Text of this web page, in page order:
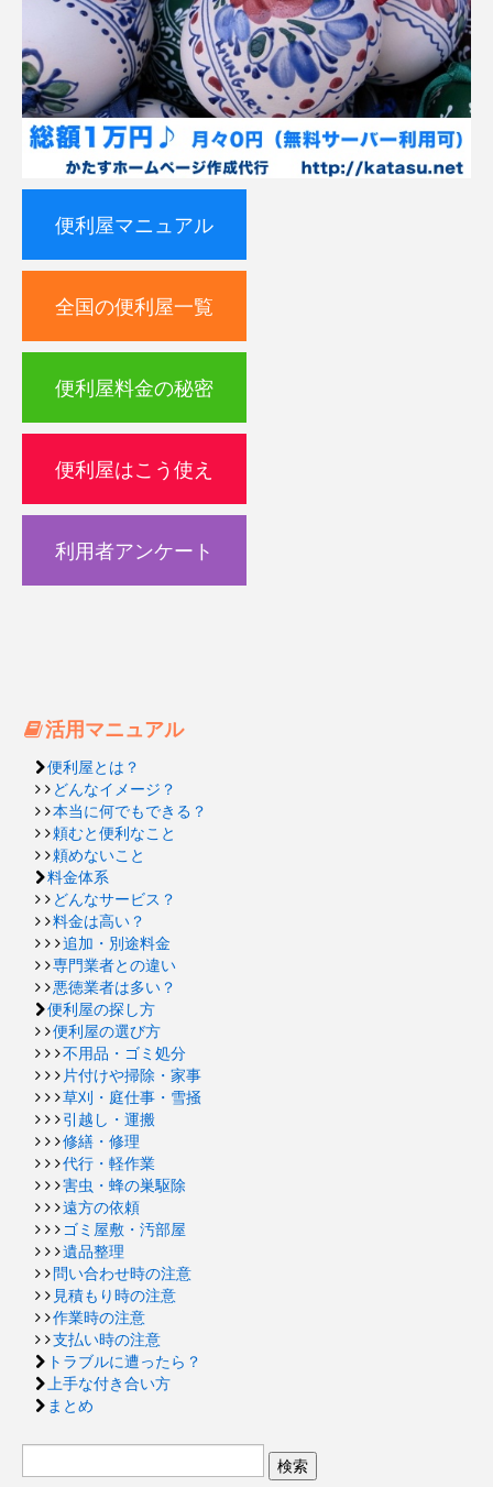
便利屋マニュアル
全国の便利屋一覧
便利屋料金の秘密
便利屋はこう使え
利用者アンケート
活用マニュアル
便利屋とは？
どんなイメージ？
本当に何でもできる？
頼むと便利なこと
頼めないこと
料金体系
どんなサービス？
料金は高い？
追加・別途料金
専門業者との違い
悪徳業者は多い？
便利屋の探し方
便利屋の選び方
不用品・ゴミ処分
片付けや掃除・家事
草刈・庭仕事・雪掻
引越し・運搬
修繕・修理
代行・軽作業
害虫・蜂の巣駆除
遠方の依頼
ゴミ屋敷・汚部屋
遺品整理
問い合わせ時の注意
見積もり時の注意
作業時の注意
支払い時の注意
トラブルに遭ったら？
上手な付き合い方
まとめ